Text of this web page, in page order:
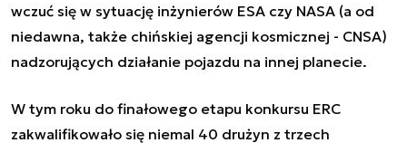
wczuć się w sytuację inżynierów ESA czy NASA (a od
niedawna, także chińskiej agencji kosmicznej - CNSA)
nadzorujących działanie pojazdu na innej planecie.
W tym roku do finałowego etapu konkursu ERC
zakwalifikowało się niemal 40 drużyn z trzech